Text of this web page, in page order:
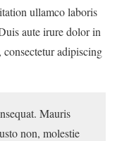
ullamco laboris
aute irure dolor in
adipiscing
Mauris
non, molestie